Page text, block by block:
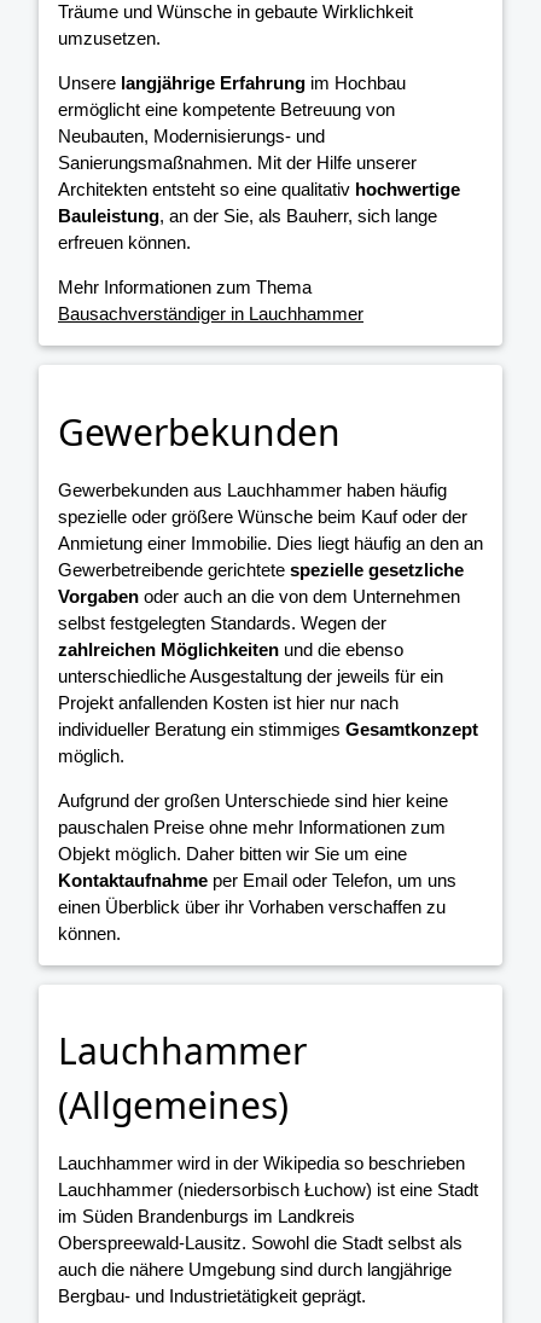
Träume und Wünsche in gebaute Wirklichkeit
umzusetzen.
Unsere langjährige Erfahrung im Hochbau
ermöglicht eine kompetente Betreuung von
Neubauten, Modernisierungs- und
Sanierungsmaßnahmen. Mit der Hilfe unserer
Architekten entsteht so eine qualitativ hochwertige
Bauleistung, an der Sie, als Bauherr, sich lange
erfreuen können.
Mehr Informationen zum Thema
Bausachverständiger in Lauchhammer
Gewerbekunden
Gewerbekunden aus Lauchhammer haben häufig
spezielle oder größere Wünsche beim Kauf oder der
Anmietung einer Immobilie. Dies liegt häufig an den an
Gewerbetreibende gerichtete spezielle gesetzliche
Vorgaben oder auch an die von dem Unternehmen
selbst festgelegten Standards. Wegen der
zahlreichen Möglichkeiten und die ebenso
unterschiedliche Ausgestaltung der jeweils für ein
Projekt anfallenden Kosten ist hier nur nach
individueller Beratung ein stimmiges Gesamtkonzept
möglich.
Aufgrund der großen Unterschiede sind hier keine
pauschalen Preise ohne mehr Informationen zum
Objekt möglich. Daher bitten wir Sie um eine
Kontaktaufnahme per Email oder Telefon, um uns
einen Überblick über ihr Vorhaben verschaffen zu
können.
Lauchhammer
(Allgemeines)
Lauchhammer wird in der Wikipedia so beschrieben
Lauchhammer (niedersorbisch Łuchow) ist eine Stadt
im Süden Brandenburgs im Landkreis
Oberspreewald-Lausitz. Sowohl die Stadt selbst als
auch die nähere Umgebung sind durch langjährige
Bergbau- und Industrietätigkeit geprägt.